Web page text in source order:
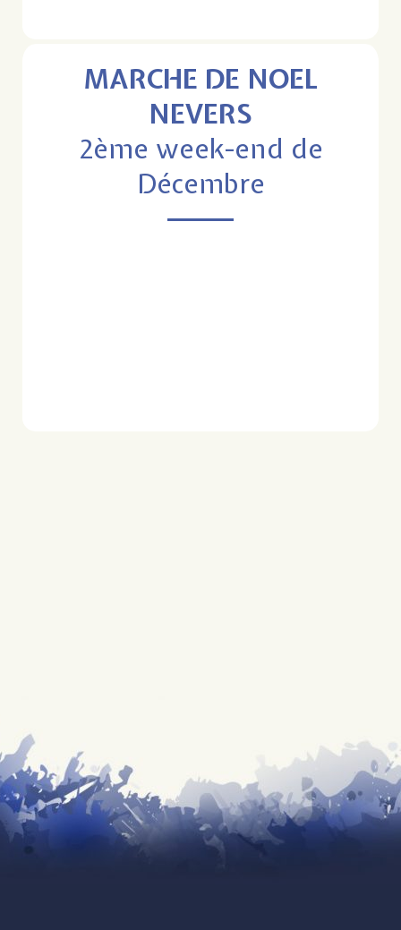
MARCHE DE NOEL
NEVERS
2ème week-end de
Décembre